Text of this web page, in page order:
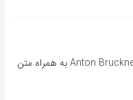
آهنگ آلمانی Zerrissen از Anton Bruckner به همراه متن